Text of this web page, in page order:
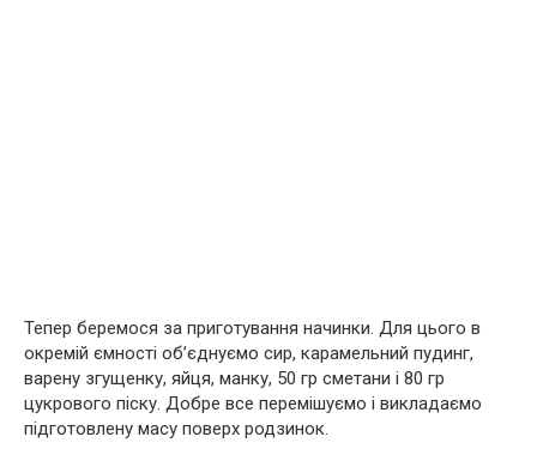
Тепер беремося за приготування начинки. Для цього в
окремій ємності об’єднуємо сир, карамельний пудинг,
варену згущенку, яйця, манку, 50 гр сметани і 80 гр
цукрового піску. Добре все перемішуємо і викладаємо
підготовлену масу поверх родзинок.